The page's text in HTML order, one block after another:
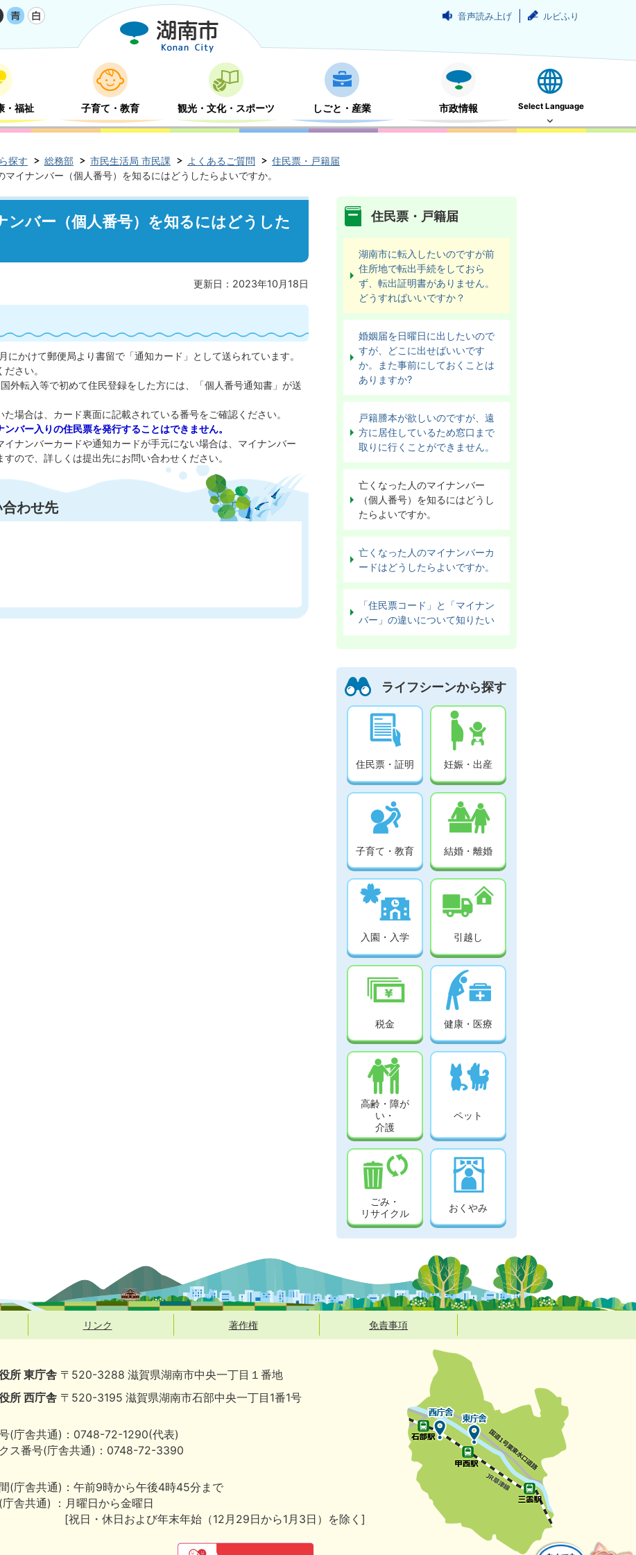
音声読み上げ ルビふり
・福祉 子育て・教育 観光・文化・スポーツ しごと・産業 市政情報 Select Language
探す 総務部 市民生活局 市民課 よくあるご質問
住民票・戸籍届
マイナンバー（個人番号）を知るにはどうしたらよいですか。
ンバー（個人番号）を知るにはどうした
更新日：2023年10月18日
にかけて郵便局より書留で「通知カード」として送られています。
さい。
外転入等で初めて住民登録をした方には、「個人番号通知書」が送
た場合は、カード裏面に記載されている番号をご確認ください。
バー入りの住民票を発行することはできません。
ナンバーカードや通知カードが手元にない場合は、マイナンバー
ので、詳しくは提出先にお問い合わせください。
わせ先
住民票・戸籍届
湖南市に転入したいのですが前
住所地で転出手続をしておら
ず、転出証明書がありません。
どうすればいいですか？
婚姻届を日曜日に出したいので
すが、どこに出せばいいです
か。また事前にしておくことは
ありますか?
戸籍謄本が欲しいのですが、遠
方に居住しているため窓口まで
取りに行くことができません。
亡くなった人のマイナンバー
（個人番号）を知るにはどうし
たらよいですか。
亡くなった人のマイナンバーカ
ードはどうしたらよいですか。
「住民票コード」と「マイナン
バー」の違いについて知りたい
ライフシーンから探す
住民票・証明 妊娠・出産
子育て・教育 結婚・離婚
入園・入学 引越し
税金 健康・医療
高齢・障が
い・
介護
ペット
ごみ・
リサイクル
おくやみ
リンク 著作権 免責事項
所 東庁舎 〒520-3288 滋賀県湖南市中央一丁目１番地
所 西庁舎 〒520-3195 滋賀県湖南市石部中央一丁目1番1号
(庁舎共通)：0748-72-1290(代表)
ス番号(庁舎共通)：0748-72-3390
(庁舎共通)：午前9時から午後4時45分まで
舎共通) ：月曜日から金曜日
[祝日・休日および年末年始（12月29日から1月3日）を除く]